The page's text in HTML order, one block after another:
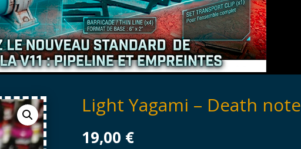
Light Yagami – Death note
19,00 €